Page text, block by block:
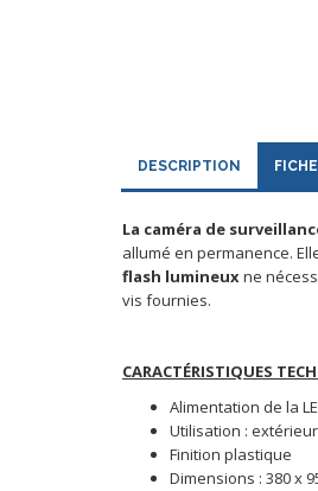
DESCRIPTION
La caméra de
allumé en permanence.
flash lumineuxne
vis fournies.
CARACTÉRISTIQUES
Alimentation de la
Utilisation :
Finition plastique
Dimensions : 380 x